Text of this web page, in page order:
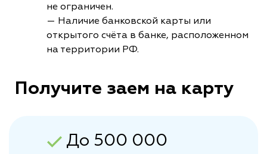
не ограничен.
— Наличие банковской карты или
открытого счёта в банке, расположенном
на территории РФ.
Получите заем на карту
До 500 000